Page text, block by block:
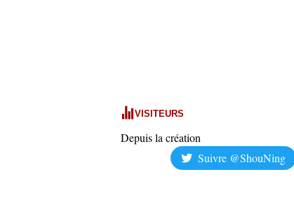
VISITEURS
Depuis la création
Suivre @ShouNing